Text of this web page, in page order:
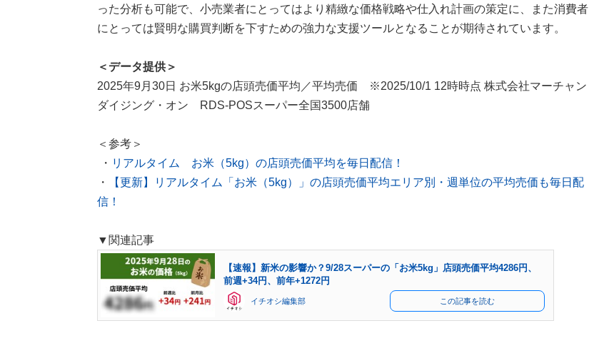
った分析も可能で、小売業者にとってはより精緻な価格戦略や仕入れ計画の策定に、また消費者
にとっては賢明な購買判断を下すための強力な支援ツールとなることが期待されています。
＜データ提供＞
2025年9月30日 お米5kgの店頭売価平均／平均売価 ※2025/10/1 12時時点 株式会社マーチャン
ダイジング・オン RDS-POSスーパー全国3500店舗
＜参考＞
・ リアルタイム お米（5kg）の店頭売価平均を毎日配信！
・
【更新】リアルタイム「お米（5kg）」の店頭売価平均エリア別・週単位の平均売価も毎日配
信！
▼関連記事
【速報】新米の影響か？9/28スーパーの「お米5kg」店頭売価平均4286円、
前週+34円、前年+1272円
イチオシ編集部 この記事を読む